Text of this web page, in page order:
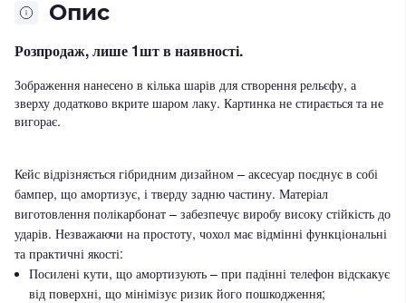
Опис
Розпродаж, лише 1шт в наявності.
Зображення нанесено в кілька шарів для створення рельєфу, а
зверху додатково вкрите шаром лаку. Картинка не стирається та не
вигорає.
Кейс відрізняється гібридним дизайном – аксесуар поєднує в собі
бампер, що амортизує, і тверду задню частину. Матеріал
виготовлення полікарбонат – забезпечує виробу високу стійкість до
ударів. Незважаючи на простоту, чохол має відмінні функціональні
та практичні якості:
Посилені кути, що амортизують – при падінні телефон відскакує
від поверхні, що мінімізує ризик його пошкодження;